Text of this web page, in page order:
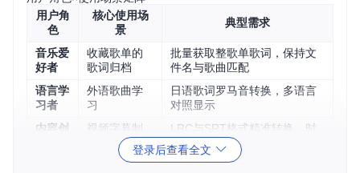
用户角
色
核心使用场
景
典型需求
音乐爱
好者
收藏歌单的
歌词归档
批量获取整歌单歌词，保持文
件名与歌曲匹配
语言学
习者
外语歌曲学
习
日语歌词罗马音转换，多语言
对照显示
内容创
视频字幕制
LRC与SRT格式精准转换，时
间戳批量调整
现场演出歌
歌词文件标准化处理，支持多
登录后查看全文